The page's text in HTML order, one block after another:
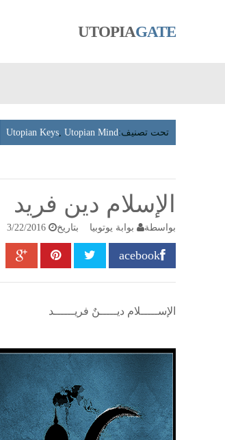
UTOPIAGATE
تحت تصنيف: Utopian Keys, Utopian Mind
الإسلام دين فريد
بواسطة بوابة يوتوبيا بتاريخ
acebook
الإســـــلام ديـــــنٌ فريــــــد